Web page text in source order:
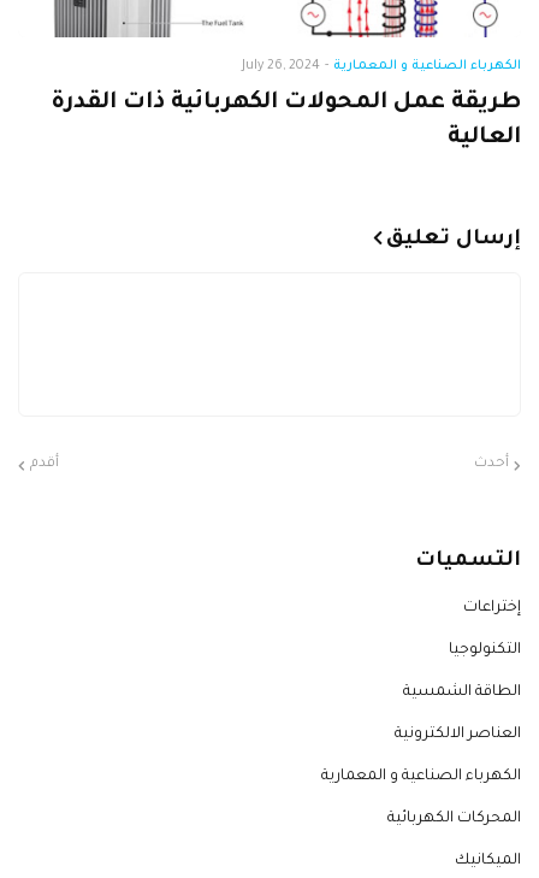
الكهرباء الصناعية و المعمارية -
July 26, 2024
طريقة عمل المحولات الكهربائية ذات القدرة
العالية
إرسال تعليق
أحدث أقدم
التسميات
إختراعات
التكنولوجيا
الطاقة الشمسية
العناصر الالكترونية
الكهرباء الصناعية و المعمارية
المحركات الكهربائية
الميكانيك